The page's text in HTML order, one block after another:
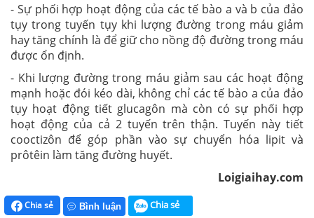
- Sự phối hợp hoạt động của các tế bào a và b của đảo
tụy trong tuyến tụy khi lượng đường trong máu giảm
hay tăng chính là để giữ cho nồng độ đường trong máu
được ổn định.
- Khi lượng đường trong máu giảm sau các hoạt động
mạnh hoặc đói kéo dài, không chỉ các tế bào a của đảo
tụy hoạt động tiết glucagôn mà còn có sự phối hợp
hoạt động của cả 2 tuyến trên thận. Tuyến này tiết
cooctizôn để góp phần vào sự chuyển hóa lipit và
prôtêin làm tăng đường huyết.
Loigiaihay.com
Chia sẻ Bình luận Chia sẻ